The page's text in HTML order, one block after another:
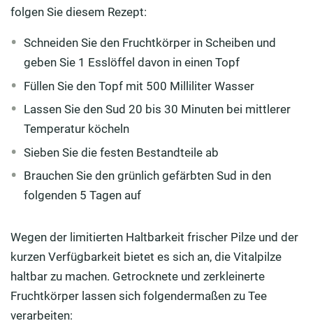
folgen Sie diesem Rezept:
Schneiden Sie den Fruchtkörper in Scheiben und
geben Sie 1 Esslöffel davon in einen Topf
Füllen Sie den Topf mit 500 Milliliter Wasser
Lassen Sie den Sud 20 bis 30 Minuten bei mittlerer
Temperatur köcheln
Sieben Sie die festen Bestandteile ab
Brauchen Sie den grünlich gefärbten Sud in den
folgenden 5 Tagen auf
Wegen der limitierten Haltbarkeit frischer Pilze und der
kurzen Verfügbarkeit bietet es sich an, die Vitalpilze
haltbar zu machen. Getrocknete und zerkleinerte
Fruchtkörper lassen sich folgendermaßen zu Tee
verarbeiten: